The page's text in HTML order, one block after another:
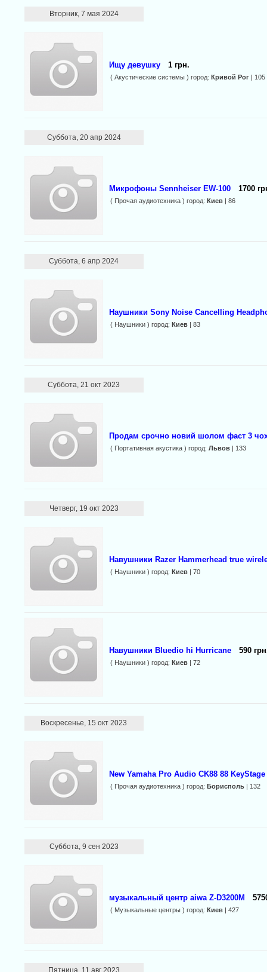
Вторник, 7 мая 2024
Ищу девушку 1 грн.
( Акустические системы ) город: Кривой Рог| 105
Суббота, 20 апр 2024
Микрофоны Sennheiser EW-100 1700
( Прочая аудиотехника ) город: Киев| 86
Суббота, 6 апр 2024
Наушники Sony Noise Cancelling
( Наушники ) город: Киев| 83
Суббота, 21 окт 2023
Продам срочно новий шолом фаст 3
( Портативная акустика ) город: Львов| 133
Четверг, 19 окт 2023
Навушники Razer Hammerhead true
( Наушники ) город: Киев| 70
Навушники Bluedio hi Hurricane 590
( Наушники ) город: Киев| 72
Воскресенье, 15 окт 2023
New Yamaha Pro Audio CK88 88
( Прочая аудиотехника ) город: Борисполь| 132
Суббота, 9 сен 2023
музыкальный центр aiwa Z-D3200M
( Музыкальные центры ) город: Киев| 427
Пятница, 11 авг 2023